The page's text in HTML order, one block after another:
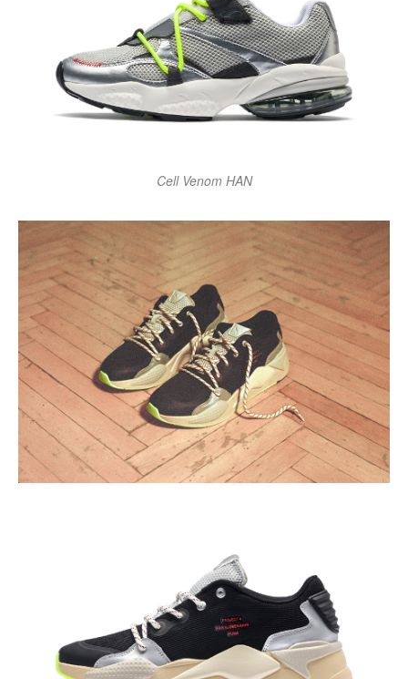
Cell Venom HAN